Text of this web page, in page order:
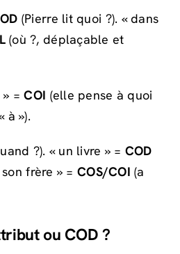
(Pierre lit quoi ?). « dans
(où ?, déplaçable et
» =COI (elle pense à quoi
à »).
?). « un livre » = COD
frère » = COS/COI (a
ou COD ?